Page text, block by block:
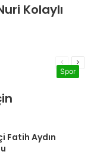
Kolaylı
Önceki
sayfa
Spor
Fatih Aydın